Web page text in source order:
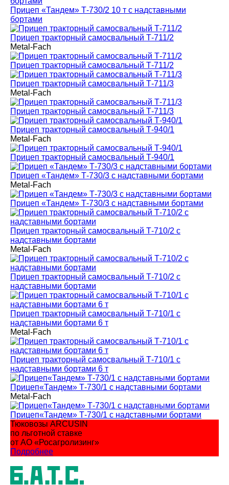
Прицеп «Тандем» Т-730/2 10 т с надставными
бортами
Прицеп тракторный самосвальный Т-711/2
Metal-Fach
Прицеп тракторный самосвальный Т-711/2
Прицеп тракторный самосвальный Т-711/3
Metal-Fach
Прицеп тракторный самосвальный Т-711/3
Прицеп тракторный самосвальный Т-940/1
Metal-Fach
Прицеп тракторный самосвальный Т-940/1
Прицеп «Тандем» Т-730/3 с надставными бортами
Metal-Fach
Прицеп «Тандем» Т-730/3 с надставными бортами
Прицеп тракторный самосвальный Т-710/2 с
надставными бортами
Metal-Fach
Прицеп тракторный самосвальный Т-710/2 с
надставными бортами
Прицеп тракторный самосвальный Т-710/1 с
надставными бортами 6 т
Metal-Fach
Прицеп тракторный самосвальный Т-710/1 с
надставными бортами 6 т
Прицеп«Тандем» Т-730/1 с надставными бортами
Metal-Fach
Прицеп«Тандем» Т-730/1 с надставными бортами
Тюковозы ARCUSIN
по льготной ставке
от АО «Росагролизинг»
Подробнее